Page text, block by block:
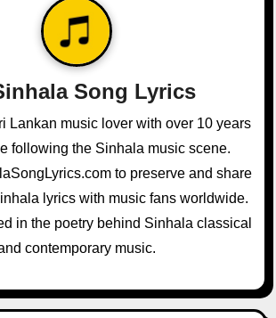
Song Lyrics
Lankan music lover with over 10 years
following the Sinhala music scene.
to preserve and share
lyrics with music fans worldwide.
in the poetry behind Sinhala classical
contemporary music.